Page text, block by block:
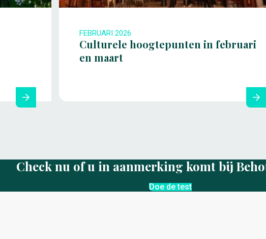
FEBRUARI 2026
Culturele hoogtepunten in februari
en maart
Check nu of u in aanmerking komt bij
Doe de test